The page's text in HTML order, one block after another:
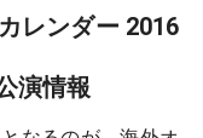
レンダー 2016
演情報